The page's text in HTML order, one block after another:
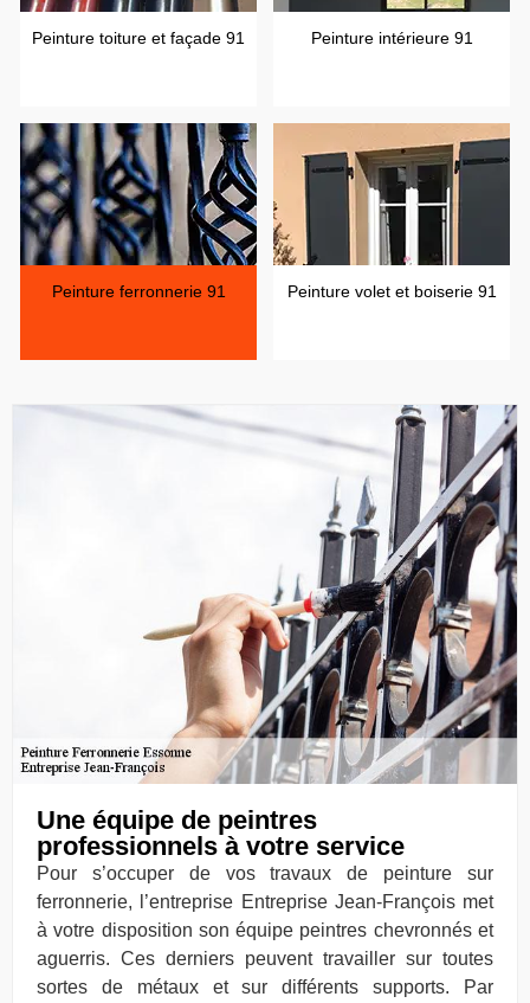
Peinture toiture et façade 91 Peinture intérieure 91
Peinture ferronnerie 91 Peinture volet et boiserie 91
Une équipe de peintres
professionnels à votre service
Pour s’occuper de vos travaux de peinture sur
ferronnerie, l’entreprise Entreprise Jean-François met
à votre disposition son équipe peintres chevronnés et
aguerris. Ces derniers peuvent travailler sur toutes
sortes de métaux et sur différents supports. Par